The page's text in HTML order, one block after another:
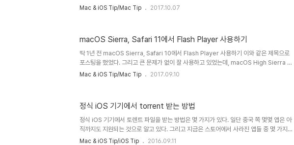
때문에 생기는 문제이다. 이럴 경우 시스템 설정 > 보안 및 개인 정보 > 허용 버튼을 눌러주
Mac & iOS Tip/Mac Tip 2017.10.07
macOS Sierra, Safari 11에서 Flash Player 사용하기
딱 1년 전 macOS Sierra, Safari 10에서 Flash Player 사용하기 이와 같은 제목으로
포스팅을 했었다. 그리고 큰 문제가 없이 잘 사용하고 있었는데, macOS High Sierra 가
새로 나오면서 Safari의 Flash Player 사용을 선택할 수 있는 탭이 사라져 버렸다. 기존에
Mac & iOS Tip/Mac Tip 2017.09.10
정식 iOS 기기에서 torrent 받는 방법
정식 iOS 기기에서 토렌트 파일을 받는 방법은 몇 가지가 있다. 일단 중국 쪽 몇몇 앱은 아
직까지도 지원되는 것으로 알고 있다. 그리고 지금은 스토어에서 사라진 앱들 중 몇 가지도
사용할 수 있다. 하지만 이제는 딱히 받을 수 있는 방법이 없다. 하지만 또 다른 방법이 존재
Mac & iOS Tip/iOS Tip 2016.09.11